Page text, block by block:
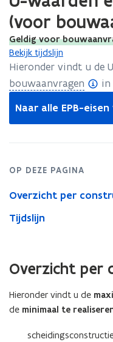
bevindt
zich
op:
waarden
waarden
(voor
Geldig voor
Bekijk tijdslijn
Hieronder vindt u de
bouwaanvragen
(
d
f
i
t
e
)
in
Naar alle EPB-
OP DEZE PAGINA
Overzicht per
Tijdslijn
Overzicht per
Hieronder vindt u de
de minimaal te